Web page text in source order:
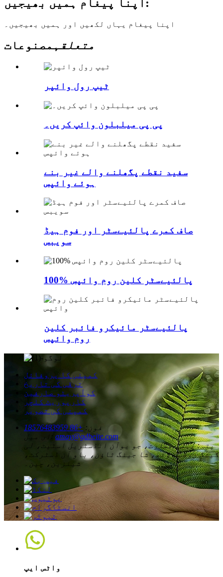
اپنا پیغام ہمیں بھیجیں:
اپنا پیغام یہاں لکھیں اور ہمیں بھیجیں۔
متعلقہمصنوعات
ٹیپ رول وائپر
پی پی میلبلون وائپ کریں۔
سفید نقطے پگھلنے والے غیر بنے
ہوئے وائپس
صاف کمرے پالئیےسٹر اور فوم ہیڈ
سویبس
100% پالئیےسٹر کلین روم وائپس
پالئیےسٹر مائیکرو فائبر کلین
روم وائپس
کمپنی کا پروفائل
ترقی کی تاریخ
کوآپریٹو صارفین
کارپوریٹ کلچر
کمپنی کی تصویر
فون: +86 18576483959
amay@gdbeite.com
پتہ: پہلی عمارت، جو یوآن انڈسٹریل اسٹیٹ، لی
گینگ روڈ ساؤتھ، شا جینگ ٹاؤن، باو آن ڈسٹرکٹ،
شینزین، چین۔
واٹس ایپ